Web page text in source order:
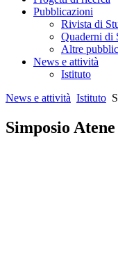
Pubblicazioni
Rivista di
Quaderni di
Altre
News e attività
Istituto
News e attività Istituto
Simposio